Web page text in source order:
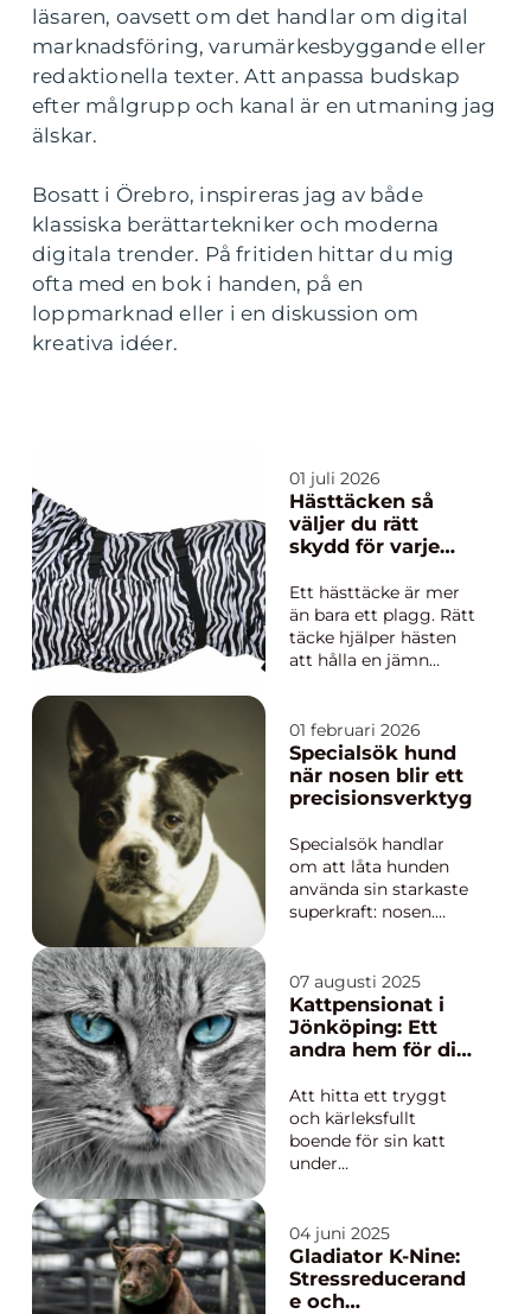
läsaren, oavsett om det handlar om digital
marknadsföring, varumärkesbyggande eller
redaktionella texter. Att anpassa budskap
efter målgrupp och kanal är en utmaning jag
älskar.
Bosatt i Örebro, inspireras jag av både
klassiska berättartekniker och moderna
digitala trender. På fritiden hittar du mig
ofta med en bok i handen, på en
loppmarknad eller i en diskussion om
kreativa idéer.
01 juli 2026
Hästtäcken så
väljer du rätt
skydd för varje
Ett hästtäcke är mer
än bara ett plagg. Rätt
täcke hjälper hästen
att hålla en jämn
kyla, sol och insekter
och gör vardagen i
stall och hage
tryggare och
kan däremot skapa
skav, spänningar i
mu...
01 februari 2026
Specialsök hund
när nosen blir ett
precisionsverktyg
Specialsök handlar
om att låta hunden
använda sin starkaste
superkraft: nosen.
att söka efter en
specifik doft och
markera den tydligt.
Metoden används
aktivering och i
avancerat arbete, till...
07 augusti 2025
Kattpensionat i
Jönköping: Ett
andra hem för din
Att hitta ett tryggt
och kärleksfullt
boende för sin katt
under
kattägare i Jönköping
finns dock ett
utmärkt alternativ
som lovar omsorg
04 juni 2025
Gladiator K-Nine:
Stressreducerand
e och